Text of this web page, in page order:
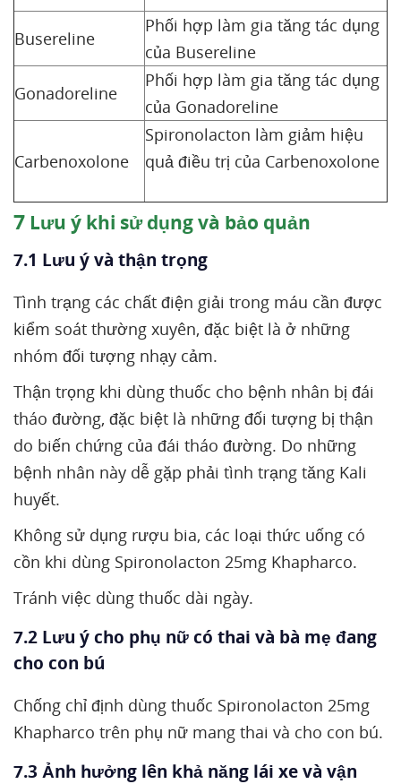
Busereline
Phối hợp làm gia tăng tác dụng
của Busereline
Gonadoreline
Phối hợp làm gia tăng tác dụng
của Gonadoreline
Carbenoxolone
Spironolacton làm giảm hiệu
quả điều trị của Carbenoxolone
7 Lưu ý khi sử dụng và bảo quản
7.1 Lưu ý và thận trọng
Tình trạng các chất điện giải trong máu cần được
kiểm soát thường xuyên, đặc biệt là ở những
nhóm đối tượng nhạy cảm.
Thận trọng khi dùng thuốc cho bệnh nhân bị đái
tháo đường, đặc biệt là những đối tượng bị thận
do biến chứng của đái tháo đường. Do những
bệnh nhân này dễ gặp phải tình trạng tăng Kali
huyết.
Không sử dụng rượu bia, các loại thức uống có
cồn khi dùng Spironolacton 25mg Khapharco.
Tránh việc dùng thuốc dài ngày.
7.2 Lưu ý cho phụ nữ có thai và bà mẹ đang
cho con bú
Chống chỉ định dùng thuốc Spironolacton 25mg
Khapharco trên phụ nữ mang thai và cho con bú.
7.3 Ảnh hưởng lên khả năng lái xe và vận